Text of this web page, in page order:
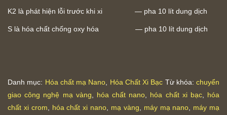
K2 là phát hiện lỗi trước khi xi — pha 10 lít dung dịch
S là hóa chất chống oxy hóa — pha 10 lít dung dịch
Danh mục: Hóa chất mạ Nano Hóa Chất Xi Bạc Từ khóa: chuyển
giao công nghệ mạ vàng
hóa chất nano hóa chất xi bạc, hóa
chất xi crom
hóa chất xi nano mạ vàng máy mạ nano
máy mạ